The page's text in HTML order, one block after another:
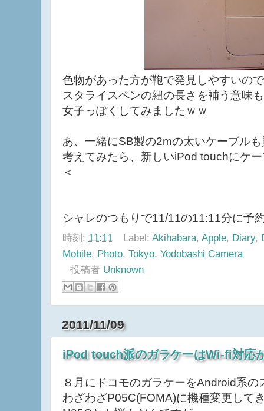
色物があった方が鞄で発見しやすいの
スタライスペンの紐の長さを補う意味
あ、一緒にSB製の2mの太いケーブル
考えてみたら、新しいiPod touchにケ
シャレのつもりで11/11の11:11分に予
時刻:11:11 Label:Akihabara,Apple,Diary
Mobile,Photo,Tokyo
投稿者Unknown
2011/11/09
８月にドコモのガラケーをAndroid系の